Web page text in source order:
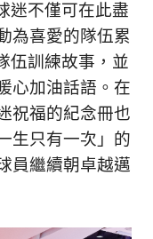
迷不僅可在此盡
為喜愛的隊伍累
伍訓練故事，並
心加油話語。在
祝福的紀念冊也
生只有一次」的
員繼續朝卓越邁